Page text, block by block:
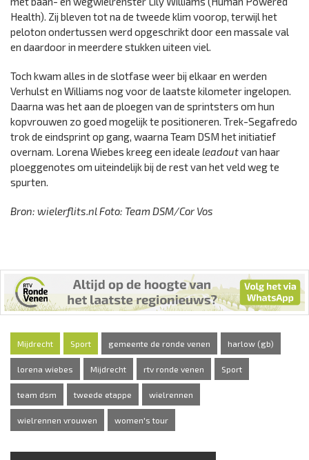
Health). Zij bleven tot na de tweede klim voorop, terwijl het
peloton ondertussen werd opgeschrikt door een massale val
en daardoor in meerdere stukken uiteen viel.
Toch kwam alles in de slotfase weer bij elkaar en werden
Verhulst en Williams nog voor de laatste kilometer ingelopen.
Daarna was het aan de ploegen van de sprintsters om hun
kopvrouwen zo goed mogelijk te positioneren. Trek-Segafredo
trok de eindsprint op gang, waarna Team DSM het initiatief
overnam. Lorena Wiebes kreeg een ideale leadoutvan haar
ploeggenotes om uiteindelijk bij de rest van het veld weg te
spurten.
Bron: wielerflits.nl Foto: Team DSM/Cor Vos
Mijdrecht Sport gemeente de ronde venen harlow (gb)
lorena wiebes Mijdrecht rtv ronde venen Sport
team dsm tweede etappe wielrennen
wielrennen vrouwen women's tour